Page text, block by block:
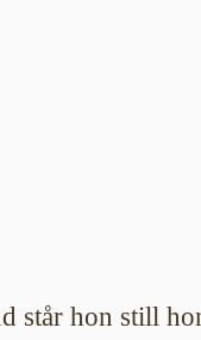
står hon still